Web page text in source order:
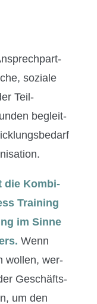
soziale
Teil­
begleit­
die Kom­bi­
Train­ing
im Sinne
Wenn
wollen, wer­
Geschäfts­
um den